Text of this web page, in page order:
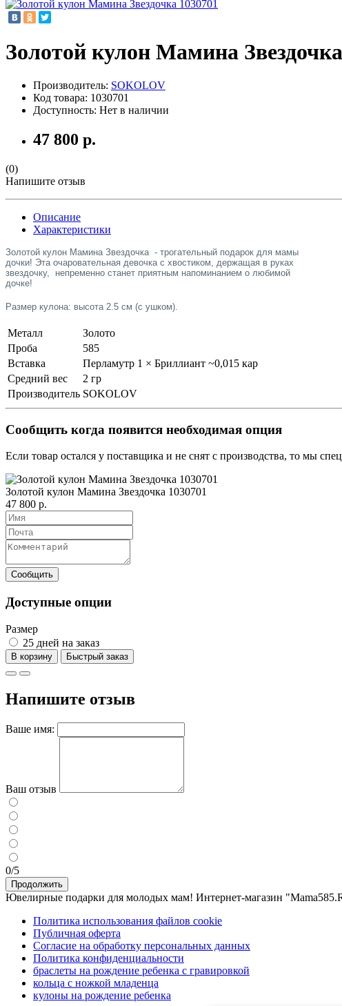
Золотой кулон Мамина
Производитель: SOKOLOV
Код товара: 1030701
Доступность: Нет в наличии
47 800 р.
(0)
Напишите отзыв
Описание
Характеристики
Золотой кулон Мамина Звездочка - трогательный подарок для мамы
дочки! Эта очаровательная девочка с хвостиком, держащая в руках
звездочку, непременно станет приятным напоминанием о любимой
дочке!
Размер кулона: высота 2.5 см (с ушком).
Металл
Золото
Проба
585
Вставка
Перламутр 1 × Бриллиант ~0,015 кар
Средний вес
2 гр
Производитель SOKOLOV
Сообщить когда появится необходимая опция
Если товар остался у поставщика и не снят с производства, то мы
Золотой кулон Мамина Звездочка 1030701
47 800 р.
Доступные опции
Размер
25 дней на заказ
В корзину
Напишите отзыв
Ваше имя:
Ваш отзыв
0/5
Продолжить
Ювелирные подарки для молодых мам! Интернет-магазин
Политика использования файлов cookie
Публичная оферта
Согласие на обработку персональных данных
Политика конфиденциальности
браслеты на рождение ребенка с гравировкой
кольца с ножкой младенца
кулоны на рождение ребенка